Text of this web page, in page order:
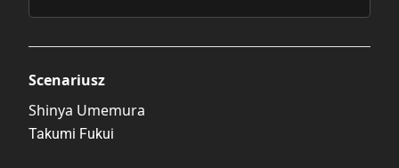
Scenariusz
Shinya Umemura
Takumi Fukui